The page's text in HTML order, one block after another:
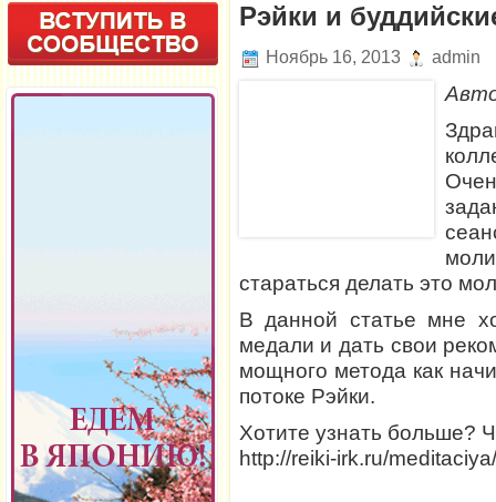
Рэйки и
Ноябрь 16, 2013 admin
стараться делать это
В данной статье мне
медали и дать свои
мощного метода как
потоке Рэйки.
Хотите узнать больше?
http://reiki-irk.ru/